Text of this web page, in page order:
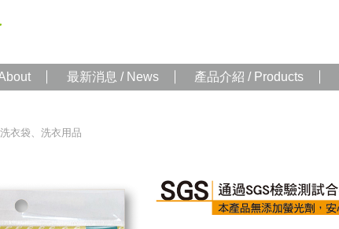
最新消息 / News 產品介紹 / Products
洗衣袋、洗衣用品